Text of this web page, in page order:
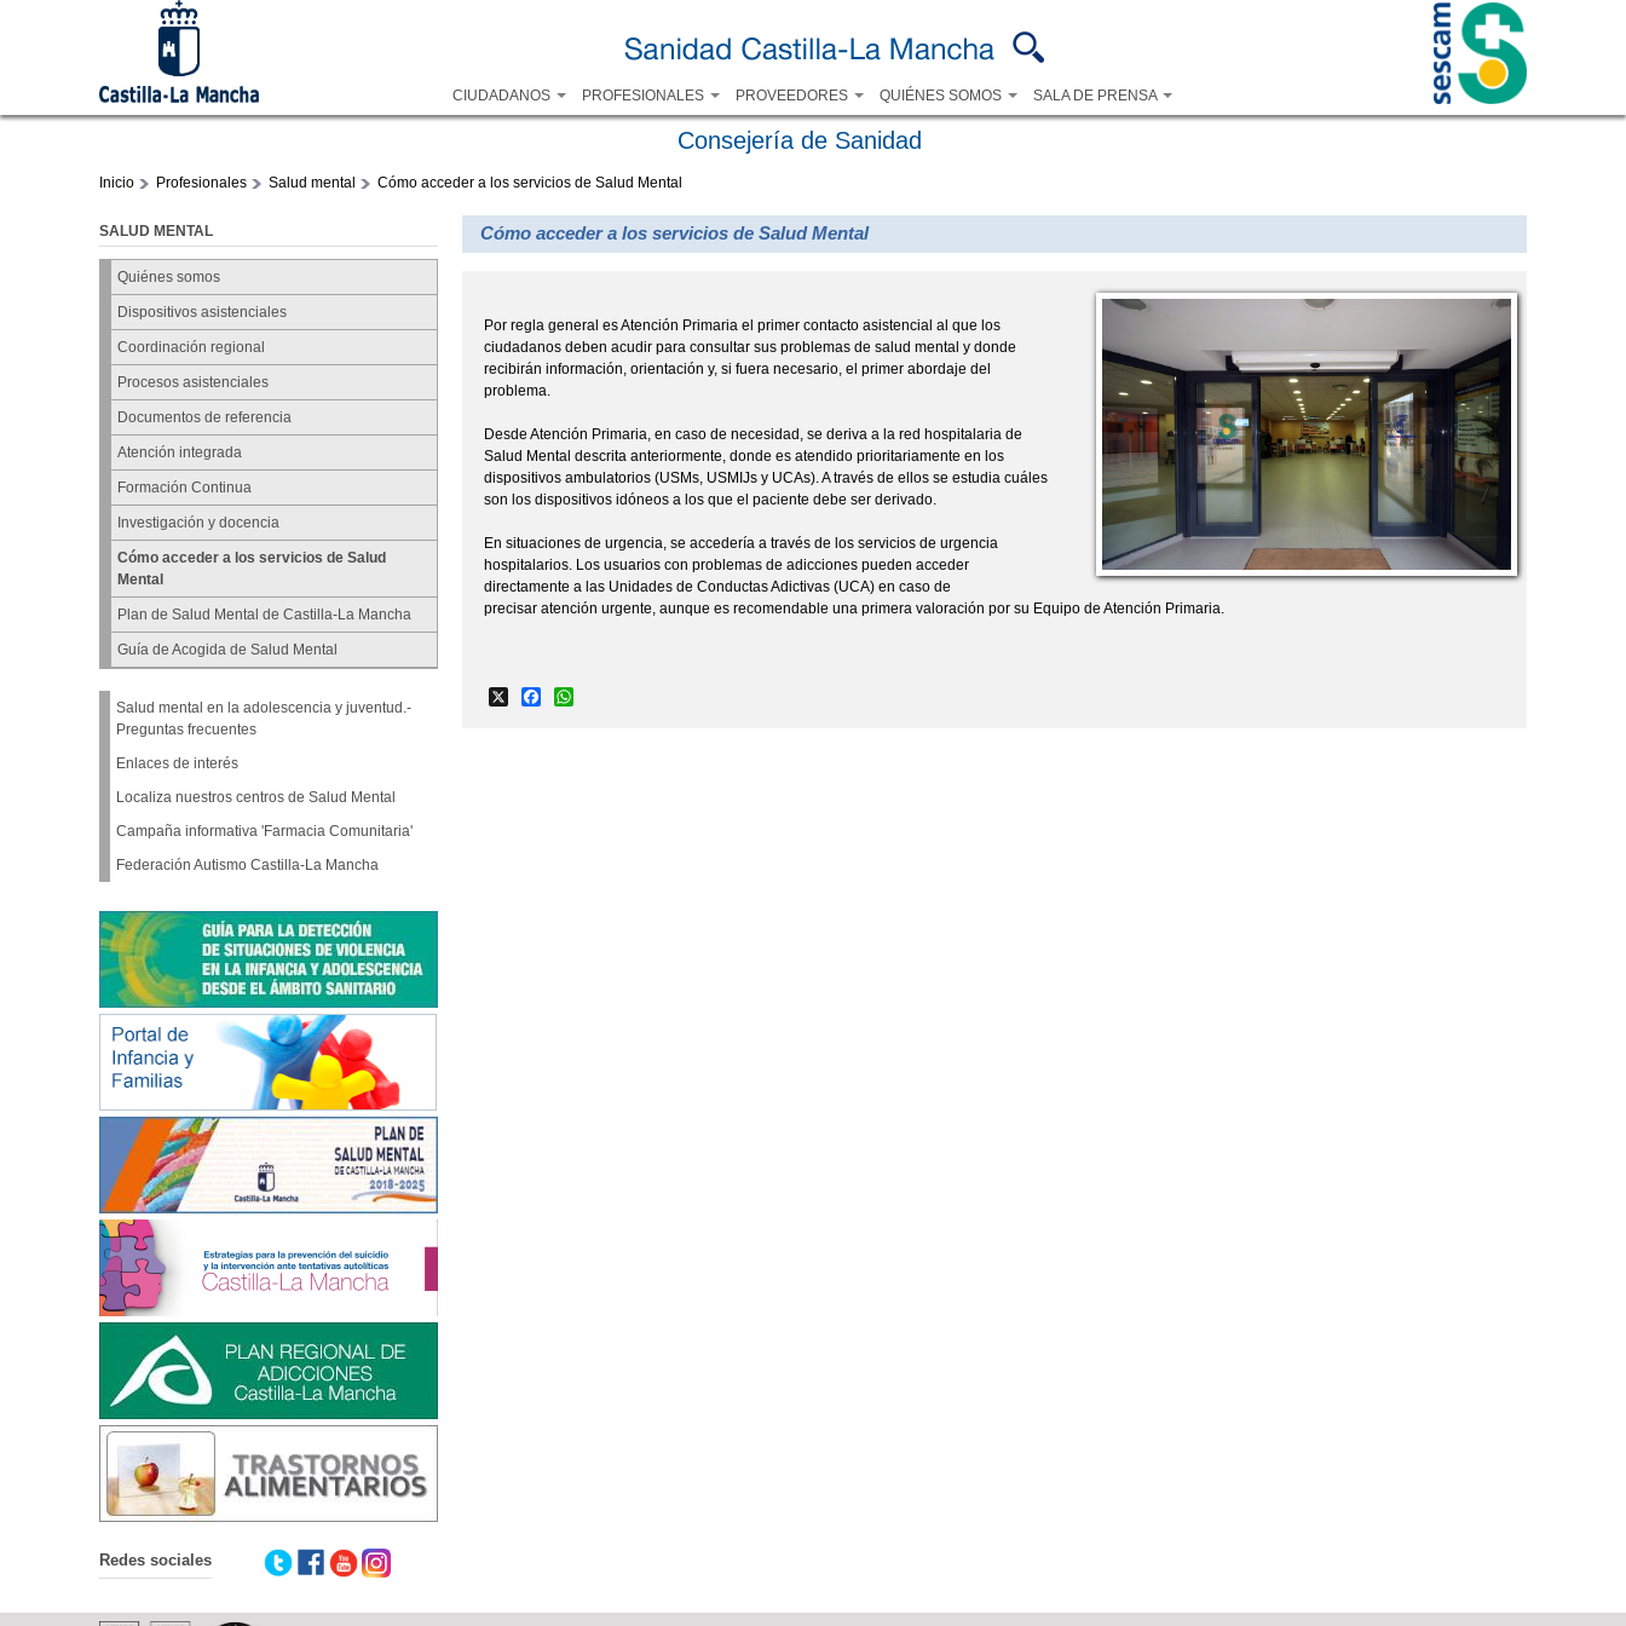
principal
CIUDADANOS PROFESIONALES PROVEEDORES QUIÉNES SOMOS SALA DE PRENSA
Consejería de Sanidad
Inicio Profesionales Salud mental Cómo acceder a los servicios de Salud Mental
SALUD MENTAL
Quiénes somos
Dispositivos asistenciales
Coordinación regional
Procesos asistenciales
Documentos de referencia
Atención integrada
Formación Continua
Investigación y docencia
Cómo acceder a los servicios de Salud
Mental
Plan de Salud Mental de Castilla-La Mancha
Guía de Acogida de Salud Mental
Salud mental en la adolescencia y juventud.-
Preguntas frecuentes
Enlaces de interés
Localiza nuestros centros de Salud Mental
Campaña informativa 'Farmacia Comunitaria'
Federación Autismo Castilla-La Mancha
Redes sociales
Cómo acceder a los servicios de Salud Mental
Por regla general es Atención Primaria el primer contacto asistencial al que los
ciudadanos deben acudir para consultar sus problemas de salud mental y donde
recibirán información, orientación y, si fuera necesario, el primer abordaje del
problema.
Desde Atención Primaria, en caso de necesidad, se deriva a la red hospitalaria de
Salud Mental descrita anteriormente, donde es atendido prioritariamente en los
dispositivos ambulatorios (USMs, USMIJs y UCAs). A través de ellos se estudia cuáles
son los dispositivos idóneos a los que el paciente debe ser derivado.
En situaciones de urgencia, se accedería a través de los servicios de urgencia
hospitalarios. Los usuarios con problemas de adicciones pueden acceder
directamente a las Unidades de Conductas Adictivas (UCA) en caso de
precisar atención urgente, aunque es recomendable una primera valoración por su Equipo de Atención Primaria.
Facebook